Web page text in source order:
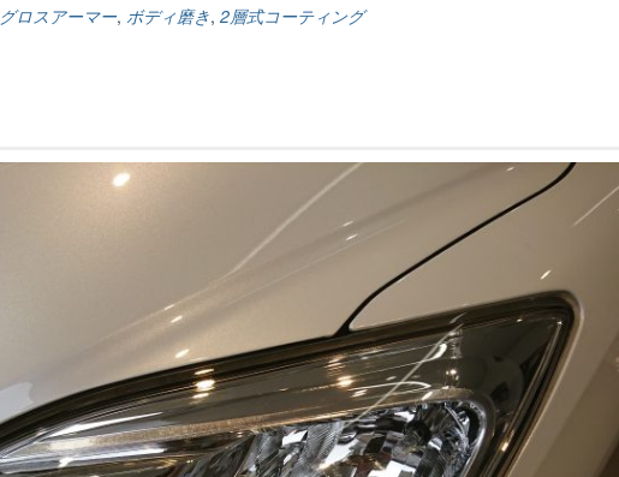
グロスアーマー, ボディ磨き, 2層式コーティング